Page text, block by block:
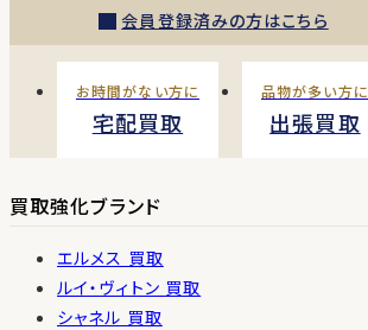
会員登録済みの方はこちら
お時間がない方に
宅配買取
品物が多い方に
出張買取
買取強化ブランド
エルメス 買取
ルイ・ヴィトン 買取
シャネル 買取